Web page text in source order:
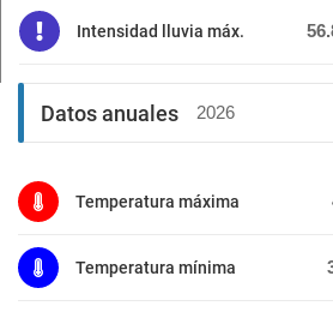
Intensidad lluvia máx.
Datos anuales 2026
Temperatura máxima
Temperatura mínima